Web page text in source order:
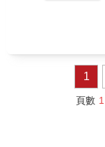
1
頁數 1